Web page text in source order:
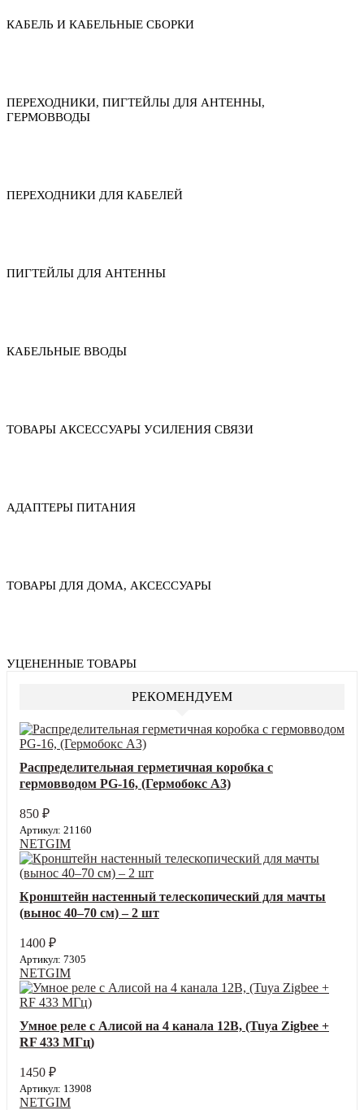
КАБЕЛЬ И КАБЕЛЬНЫЕ СБОРКИ
ПЕРЕХОДНИКИ, ПИГТЕЙЛЫ ДЛЯ АНТЕННЫ,
ГЕРМОВВОДЫ
ПЕРЕХОДНИКИ ДЛЯ КАБЕЛЕЙ
ПИГТЕЙЛЫ ДЛЯ АНТЕННЫ
КАБЕЛЬНЫЕ ВВОДЫ
ТОВАРЫ АКСЕССУАРЫ УСИЛЕНИЯ СВЯЗИ
АДАПТЕРЫ ПИТАНИЯ
ТОВАРЫ ДЛЯ ДОМА, АКСЕССУАРЫ
УЦЕНЕННЫЕ ТОВАРЫ
РЕКОМЕНДУЕМ
Распределительная герметичная коробка с
гермовводом PG-16, (Гермобокс А3)
850 ₽
Артикул: 21160
NETGIM
Кронштейн настенный телескопический для мачты
(вынос 40–70 см) – 2 шт
1400 ₽
Артикул: 7305
NETGIM
Умное реле с Алисой на 4 канала 12В, (Tuya Zigbee +
RF 433 МГц)
1450 ₽
Артикул: 13908
NETGIM